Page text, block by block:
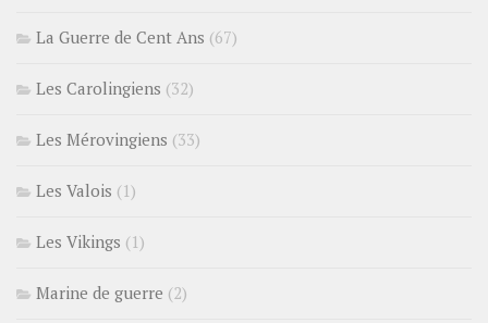
La Guerre de Cent Ans (67)
Les Carolingiens (32)
Les Mérovingiens (33)
Les Valois (1)
Les Vikings (1)
Marine de guerre (2)